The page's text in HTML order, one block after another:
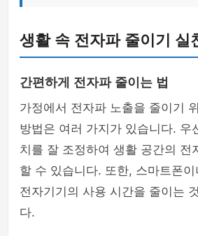
생활 속 전자파 줄이기 실
간편하게 전자파 줄이는 법
가정에서 전자파 노출을 줄이기
방법은 여러 가지가 있습니다. 우
치를 잘 조정하여 생활 공간의 전
할 수 있습니다. 또한, 스마트폰
전자기기의 사용 시간을 줄이는
다.